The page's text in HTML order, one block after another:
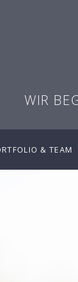
WIR
& TEAM